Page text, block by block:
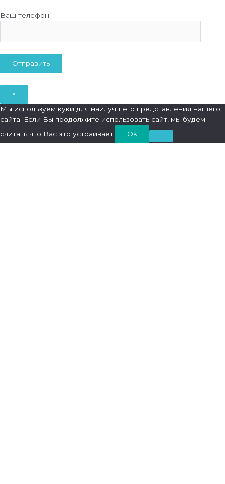
Ваш телефон
×
Мы используем куки для наилучшего представления нашего
сайта. Если Вы продолжите использовать сайт, мы будем
считать что Вас это устраивает.
Ok